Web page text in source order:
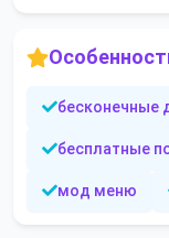
бесконечные
бесплатные
мод меню